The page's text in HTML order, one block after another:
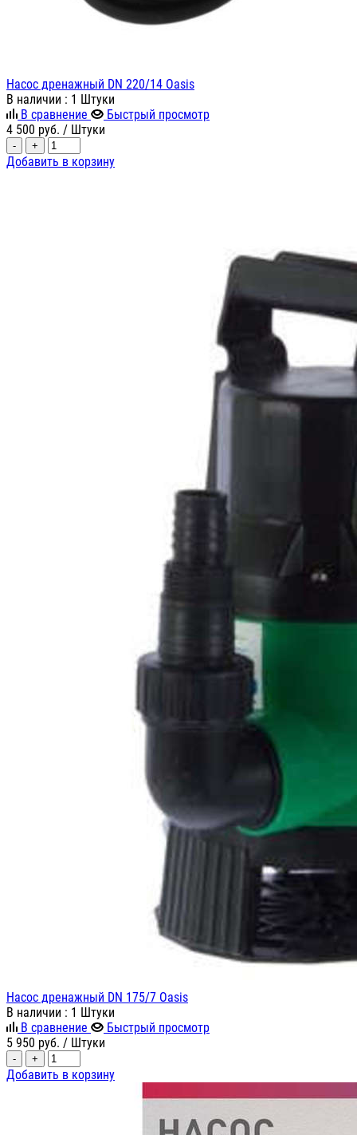
Насос дренажный DN 220/14 Oasis
В наличии : 1 Штуки
В сравнение
Быстрый просмотр
4 500 руб. / Штуки
- +
Добавить в корзину
Насос дренажный DN 175/7 Oasis
В наличии : 1 Штуки
В сравнение
Быстрый просмотр
5 950 руб. / Штуки
- +
Добавить в корзину